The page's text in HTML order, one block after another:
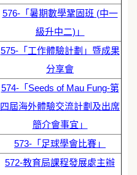
576-「暑期數學鞏固班 (中一
級升中二)」
575-「工作體驗計劃」暨成果
分享會
574-「Seeds of Mau Fung-第
四屆海外體驗交流計劃及出席
簡介會事宜」
573-「足球學會比賽」
572-教育局課程發展處主辦